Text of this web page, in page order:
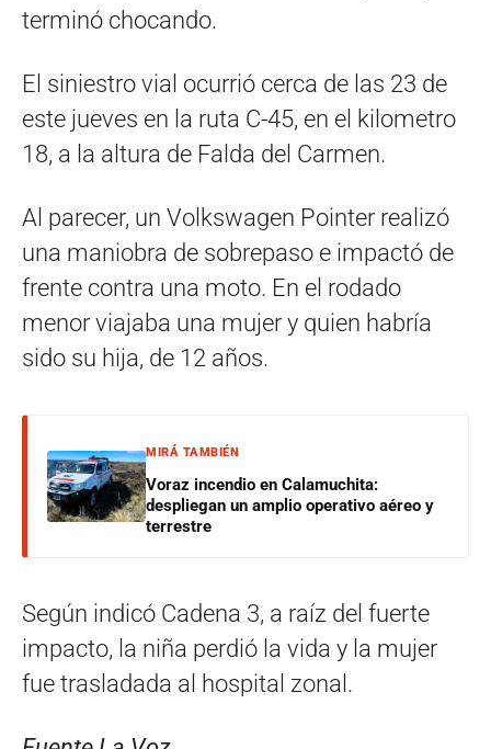
terminó chocando.
El siniestro vial ocurrió cerca de las 23 de
este jueves en la ruta C-45, en el kilometro
18, a la altura de Falda del Carmen.
Al parecer, un Volkswagen Pointer realizó
una maniobra de sobrepaso e impactó de
frente contra una moto. En el rodado
menor viajaba una mujer y quien habría
sido su hija, de 12 años.
MIRÁ TAMBIÉN
Voraz incendio en Calamuchita:
despliegan un amplio operativo aéreo y
terrestre
Según indicó Cadena 3, a raíz del fuerte
impacto, la niña perdió la vida y la mujer
fue trasladada al hospital zonal.